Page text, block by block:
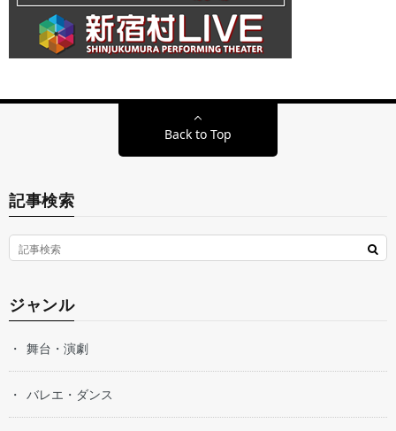
Back to Top
記事検索
ジャンル
舞台・演劇
バレエ・ダンス